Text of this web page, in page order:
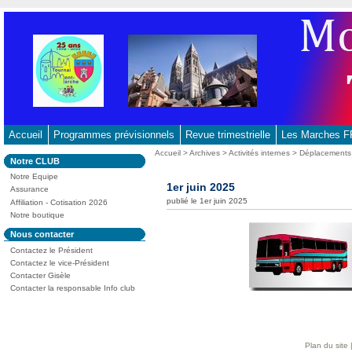
contenu
principal
-
Aller
à
la
recherche
Accueil Programmes prévisionnels Revue trimestrielle Les Marches
Dans
la
rubrique
:
Notre CLUB
Notre Equipe
Assurance
Affiliation - Cotisation 2026
Notre boutique
Dans
la
rubrique
:
Nous contacter
Contactez le Président
Contactez le vice-Président
Contacter Gisèle
Contacter la responsable Info club
Vous
Accueil >Archives >Activités internes >
1er juin 2025
publié le 1er juin 2025
Plan du site